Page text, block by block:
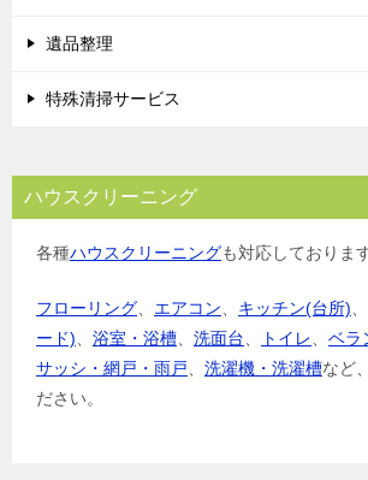
遺品整理
特殊清掃サービス
ハウスクリーニング
各種ハウスクリーニングも対応しております
フローリング エアコン キッチン(台所)
ード)
浴室・浴槽 洗面台 トイレ ベラ
サッシ・網戸・雨戸
洗濯機・洗濯槽など
ださい。